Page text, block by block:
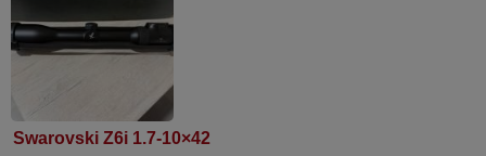
Swarovski Z6i 1.7-10×42